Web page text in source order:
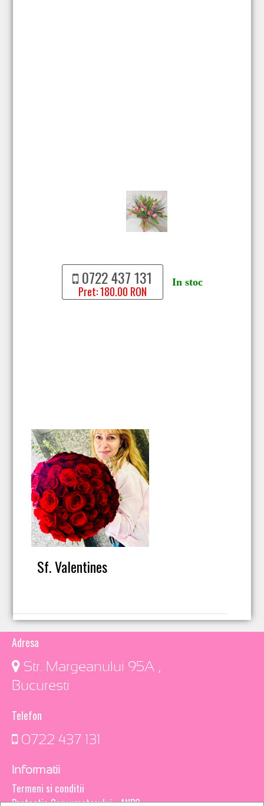
0722 437 131
Pret: 180.00 RON
In stoc
Sf. Valentines
Adresa
​ Str. Margeanului 95A ,
Bucuresti
Telefon
0722 437 131
Informatii
Termeni si conditii
Protectia Consumatorului - ANPC